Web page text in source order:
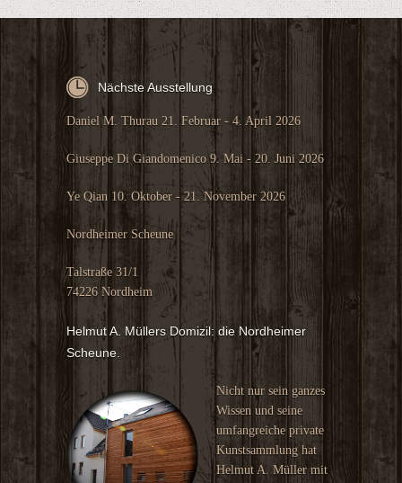
Nächste Ausstellung
Daniel M. Thurau 21. Februar - 4. April 2026
Giuseppe Di Giandomenico 9. Mai - 20. Juni 2026
Ye Qian 10. Oktober - 21. November 2026
Nordheimer Scheune
Talstraße 31/1
74226 Nordheim
Helmut A. Müllers Domizil: die Nordheimer
Scheune.
Nicht nur sein ganzes
Wissen und seine
umfangreiche private
Kunstsammlung hat
Helmut A. Müller mit